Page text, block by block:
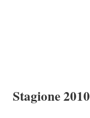
Stagione 2010